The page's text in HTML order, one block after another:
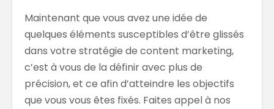
Maintenant que vous avez une idée de
quelques éléments susceptibles d’être glissés
dans votre stratégie de content marketing,
c’est à vous de la définir avec plus de
précision, et ce afin d’atteindre les objectifs
que vous vous êtes fixés. Faites appel à nos